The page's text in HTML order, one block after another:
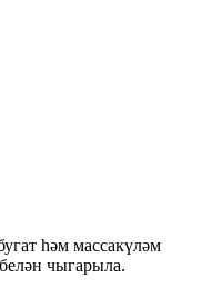
һәм массакүләм
чыгарыла.